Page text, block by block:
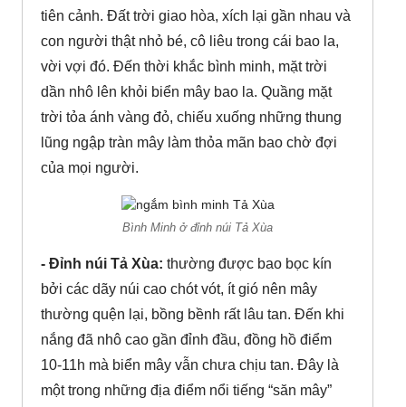
tiên cảnh. Đất trời giao hòa, xích lại gần nhau và
con người thật nhỏ bé, cô liêu trong cái bao la,
vời vợi đó. Đến thời khắc bình minh, mặt trời
dần nhô lên khỏi biển mây bao la. Quầng mặt
trời tỏa ánh vàng đỏ, chiếu xuống những thung
lũng ngập tràn mây làm thỏa mãn bao chờ đợi
của mọi người.
Bình Minh ở đỉnh núi Tả Xùa
- Đỉnh núi Tả Xùa: thường được bao bọc kín
bởi các dãy núi cao chót vót, ít gió nên mây
thường quện lại, bồng bềnh rất lâu tan. Đến khi
nắng đã nhô cao gần đỉnh đầu, đồng hồ điểm
10-11h mà biển mây vẫn chưa chịu tan. Đây là
một trong những địa điểm nổi tiếng “săn mây”